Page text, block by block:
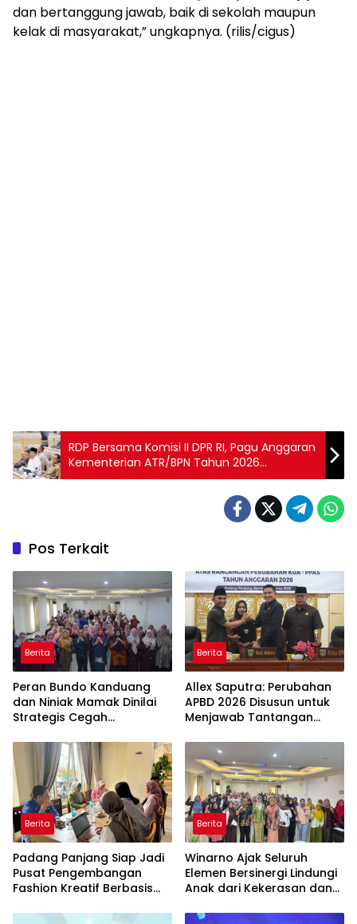
dan bertanggung jawab, baik di sekolah maupun
kelak di masyarakat,” ungkapnya. (rilis/cigus)
RDP Bersama Komisi II DPR RI, Pagu Anggaran
Kementerian ATR/BPN Tahun 2026
Ditetapkan Rp9,49 Triliun
Pos Terkait
Berita
Peran Bundo Kanduang
dan Niniak Mamak Dinilai
Strategis Cegah
Berita
Allex Saputra: Perubahan
APBD 2026 Disusun untuk
Menjawab Tantangan
Berita
Padang Panjang Siap Jadi
Pusat Pengembangan
Fashion Kreatif Berbasis
Berita
Winarno Ajak Seluruh
Elemen Bersinergi Lindungi
Anak dari Kekerasan dan